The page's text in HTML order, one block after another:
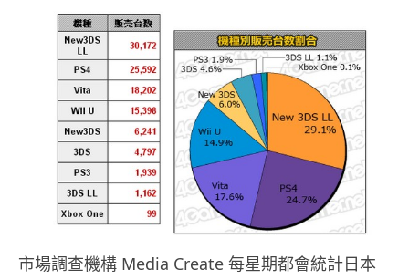
市場調查機構 Media Create 每星期都會統計日本